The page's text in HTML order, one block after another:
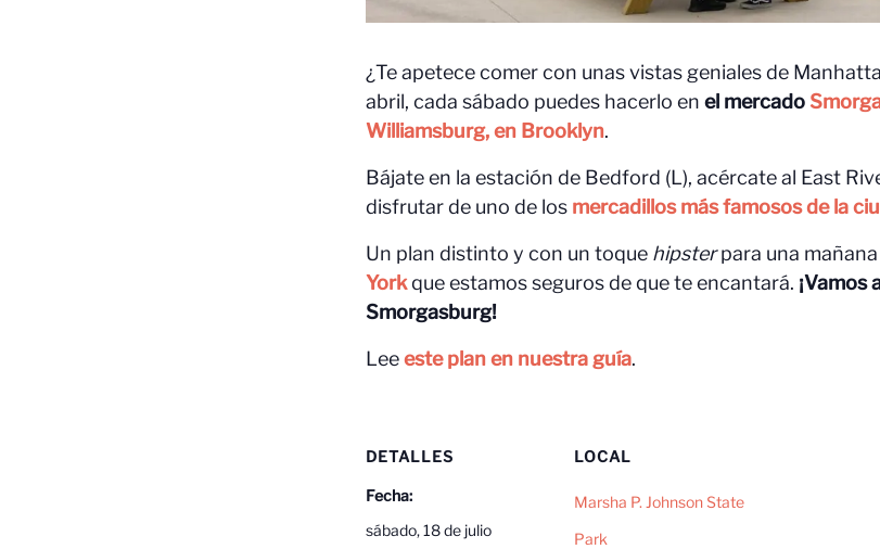
¿Te apetece comer con unas vistas geniales de
abril, cada sábado puedes hacerlo en el mercado
Williamsburg, en Brooklyn.
Bájate en la estación de Bedford (L), acércate al East
disfrutar de uno de los mercadillos más famosos de la
Un plan distinto y con un toque hipsterpara una
Yorkque estamos seguros de que te encantará. ¡Vamos
Smorgasburg!
Leeeste plan en nuestra guía.
DETALLES
Fecha:
sábado, 18 de julio
LOCAL
Marsha P. Johnson State
Park